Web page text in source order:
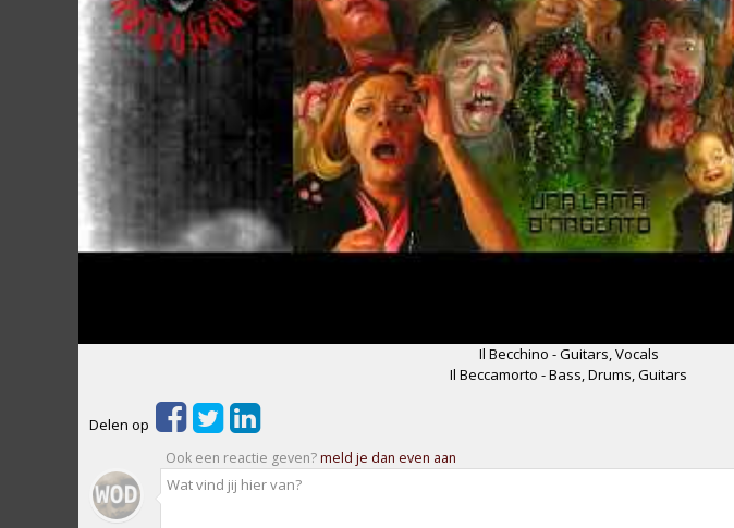
Il Becchino - Guitars, Vocals
Il Beccamorto - Bass, Drums, Guitars
Delen op
Ook een reactie geven?meld je dan even aan